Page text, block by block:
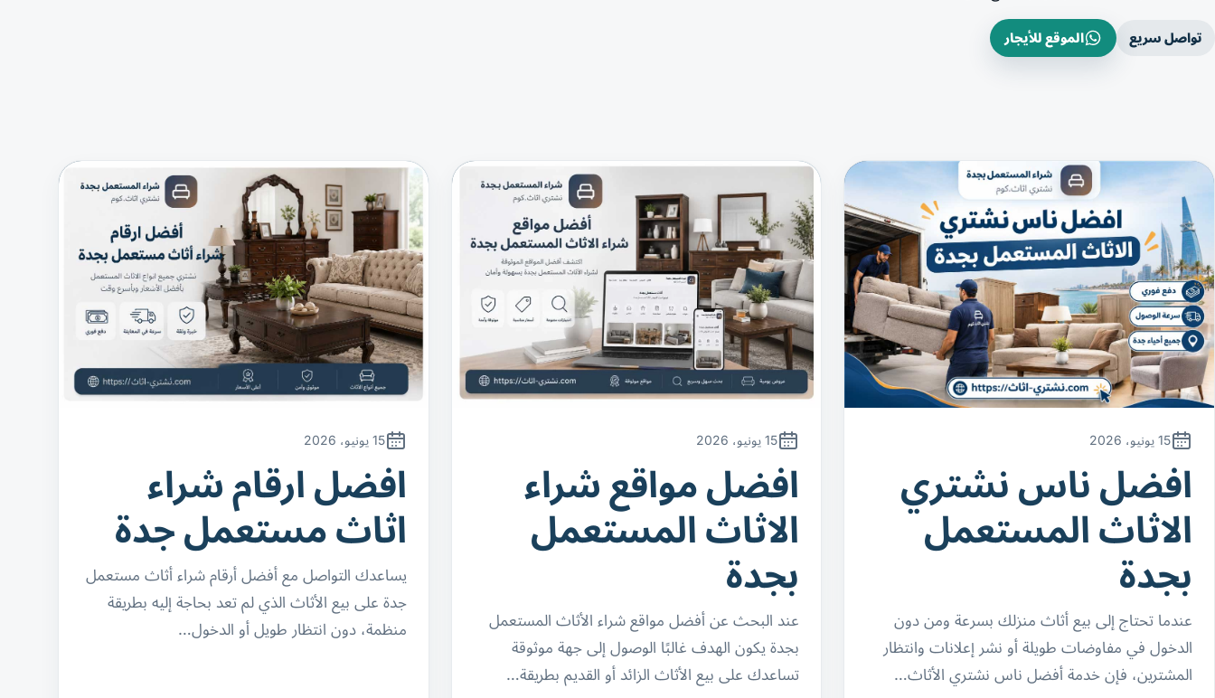
تواصل سريع الموقع للأيجار
15 يونيو، 2026
افضل ناس نشتري
الاثاث المستعمل
بجدة
عندما تحتاج إلى بيع أثاث منزلك بسرعة ومن دون
الدخول في مفاوضات طويلة أو نشر إعلانات وانتظار
المشترين، فإن خدمة أفضل ناس نشتري الأثاث…
15 يونيو، 2026
افضل مواقع شراء
الاثاث المستعمل
بجدة
عند البحث عن أفضل مواقع شراء الأثاث المستعمل
بجدة يكون الهدف غالبًا الوصول إلى جهة موثوقة
تساعدك على بيع الأثاث الزائد أو القديم بطريقة…
15 يونيو، 2026
افضل ارقام شراء
اثاث مستعمل جدة
يساعدك التواصل مع أفضل أرقام شراء أثاث مستعمل
جدة على بيع الأثاث الذي لم تعد بحاجة إليه بطريقة
منظمة، دون انتظار طويل أو الدخول…